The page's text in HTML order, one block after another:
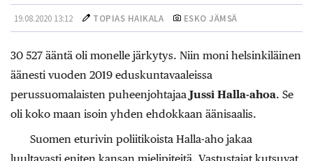
19.08.2020 13:12 TOPIAS HAIKALA ESKO JÄMSÄ
30 527 ääntä oli monelle järkytys. Niin moni helsinkiläinen
äänesti vuoden 2019 eduskuntavaaleissa
perussuomalaisten puheenjohtajaa Jussi Halla-ahoa. Se
oli koko maan isoin yhden ehdokkaan äänisaalis.
Suomen eturivin poliitikoista Halla-aho jakaa
luultavasti eniten kansan mielipiteitä. Vastustajat kutsuvat